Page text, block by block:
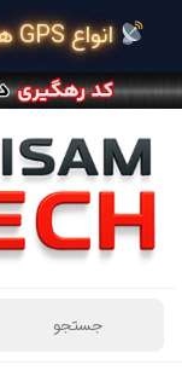
انواع GPS های